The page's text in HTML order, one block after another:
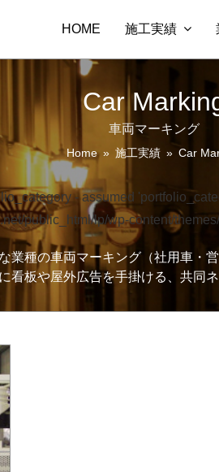
HOME 施工実績
Car
車両マーキング
Home » 施工実績 » Car
- assumed
public_html/lp/wp-content/
業種の車両マーキング（社用車・
看板や屋外広告を手掛ける、共同